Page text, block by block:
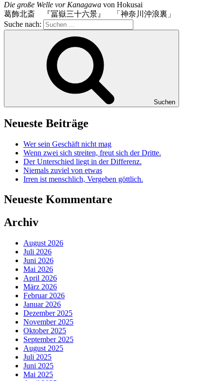
Die große Welle vor Kanagawa von Hokusai
葛飾北斎 『冨嶽三十六景』 「神奈川沖浪裏」
Suche nach:
Suchen
Neueste Beiträge
Wer sein Geschäft nicht mag
Wenn zwei sich streiten, freut sich der Dritte.
Der Unterschied liegt in der Differenz.
Niemals zuviel von etwas
Irren ist menschlich, Vergeben göttlich.
Neueste Kommentare
Archiv
August 2026
Juli 2026
Juni 2026
Mai 2026
April 2026
März 2026
Februar 2026
Januar 2026
Dezember 2025
November 2025
Oktober 2025
September 2025
August 2025
Juli 2025
Juni 2025
Mai 2025